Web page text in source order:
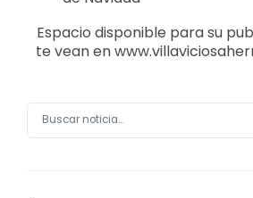
Espacio disponible para su
te vean en